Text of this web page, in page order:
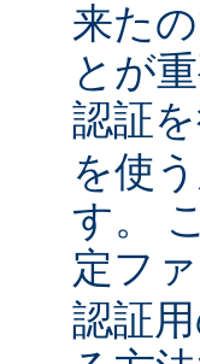
来た
とが
認証
を使
す。
定フ
認証